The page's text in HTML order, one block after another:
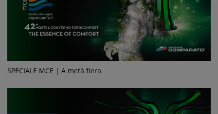
SPECIALE MCE | A metà fiera